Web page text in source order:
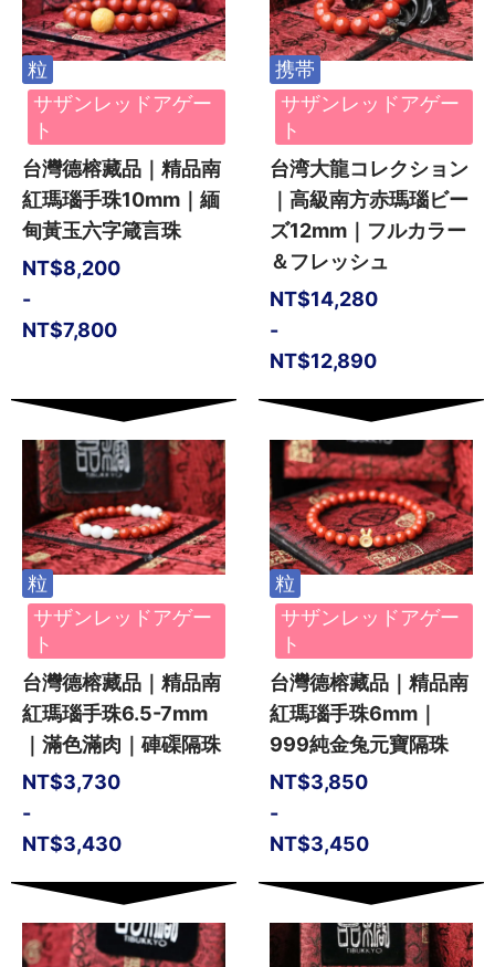
粒
サザンレッドアゲー
ト
台灣德榕藏品｜精品南
紅瑪瑙手珠10mm｜緬
甸黃玉六字箴言珠
NT$7,800
-
NT$8,200
携帯
サザンレッドアゲー
ト
台湾大龍コレクション
｜高級南方赤瑪瑙ビー
ズ12mm｜フルカラー
＆フレッシュ
NT$12,890
-
NT$14,280
粒
サザンレッドアゲー
ト
台灣德榕藏品｜精品南
紅瑪瑙手珠6.5-7mm
｜滿色滿肉｜硨磲隔珠
NT$3,430
-
NT$3,730
粒
サザンレッドアゲー
ト
台灣德榕藏品｜精品南
紅瑪瑙手珠6mm｜
999純金兔元寶隔珠
NT$3,450
-
NT$3,850